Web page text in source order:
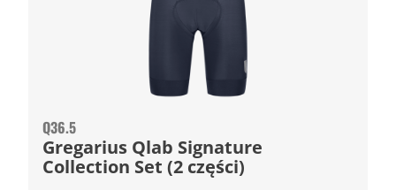
Q36.5
Gregarius Qlab Signature
Collection Set (2 części)